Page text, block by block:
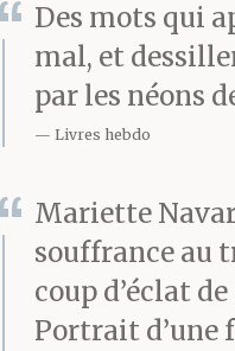
secret.
points
l’intérieur
Ce n’est
Des mots qui
mal, et
par les néons
Livres hebdo
Mariette
souffrance au
coup d’éclat
Portrait d’une